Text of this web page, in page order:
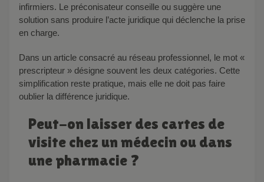
infirmiers. Le préconisateur conseille ou suggère une
solution sans produire l’acte juridique qui déclenche la prise
en charge.
Dans un article consacré au réseau professionnel, le mot «
prescripteur » désigne souvent les deux catégories. Cette
simplification reste pratique, mais elle ne doit pas faire
oublier la différence juridique.
Peut-on laisser des cartes de
visite chez un médecin ou dans
une pharmacie ?